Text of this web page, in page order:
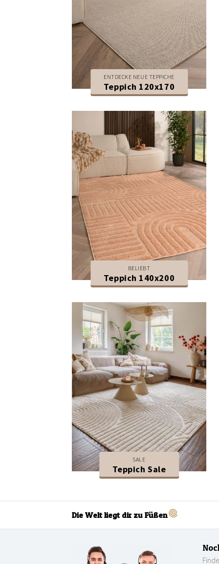
ENTDECKE NEUE TEPPICHE
Teppich 120x170
BELIEBT
Teppich 140x200
SALE
Teppich Sale
Die Welt liegt dir zu Füßen